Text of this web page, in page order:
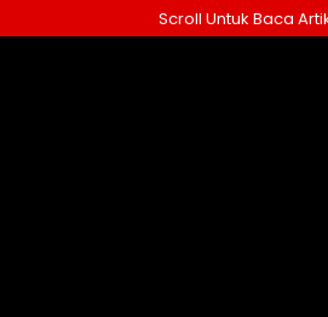
ke
Scroll Untuk Baca